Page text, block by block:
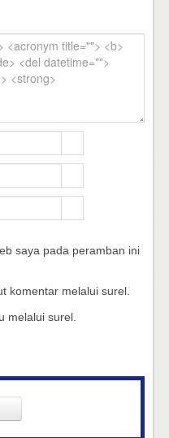
saya pada peramban ini
komentar melalui surel.
melalui surel.